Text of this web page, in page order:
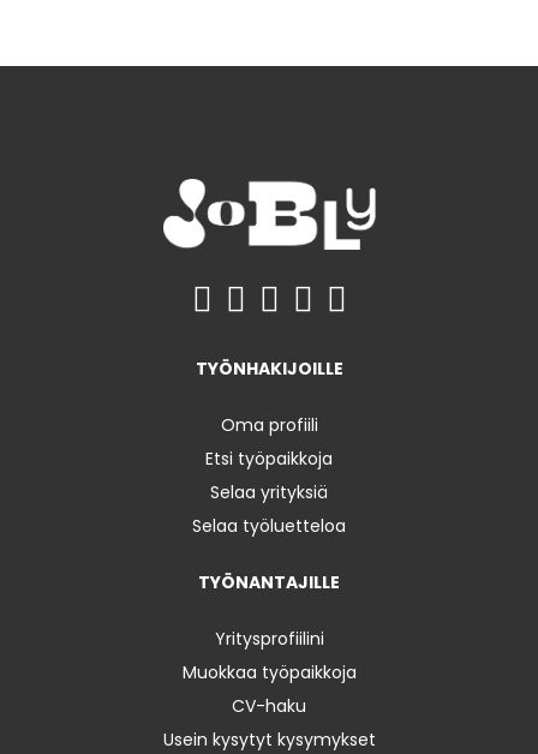
TYÖNHAKIJOILLE
Oma profiili
Etsi työpaikkoja
Selaa yrityksiä
Selaa työluetteloa
TYÖNANTAJILLE
Yritysprofiilini
Muokkaa työpaikkoja
CV-haku
Usein kysytyt kysymykset